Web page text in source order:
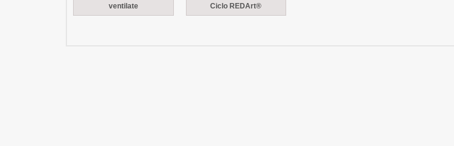
ventilate
Ciclo REDArt®